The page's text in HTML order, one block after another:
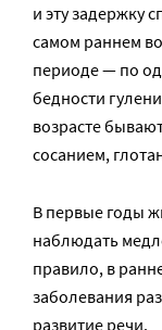
и эту задержку
самом раннем
периоде — по
бедности
возрасте
сосанием,
В первые годы
наблюдать
правило, в
заболевания
развитие речи.